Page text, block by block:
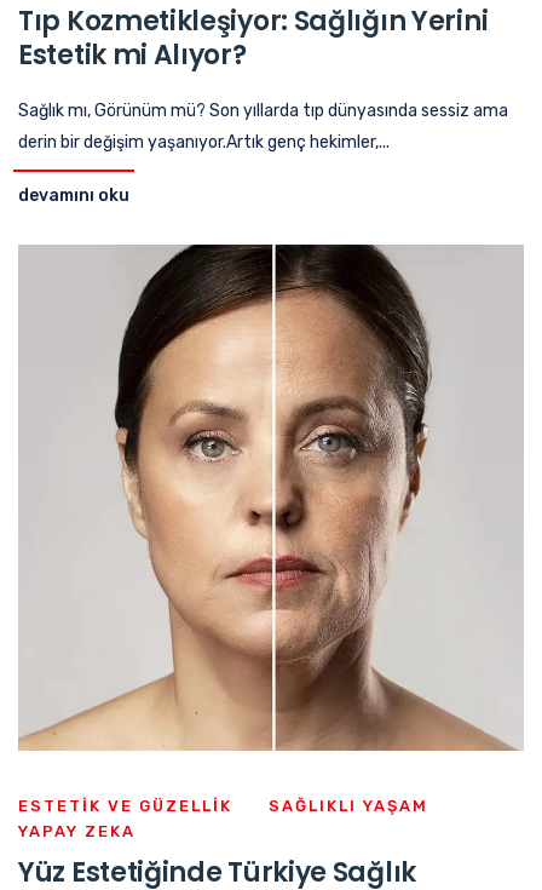
Tıp Kozmetikleşiyor: Sağlığın Yerini
Estetik mi Alıyor?
Sağlık mı, Görünüm mü? Son yıllarda tıp dünyasında sessiz ama
derin bir değişim yaşanıyor.Artık genç hekimler,...
devamını oku
ESTETIK VE GÜZELLIK
SAĞLIKLI YAŞAM
YAPAY ZEKA
Yüz Estetiğinde Türkiye Sağlık